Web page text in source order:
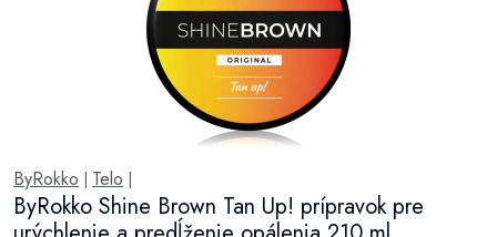
ByRokko Telo
ByRokko Shine Brown Tan Up! prípravok pre